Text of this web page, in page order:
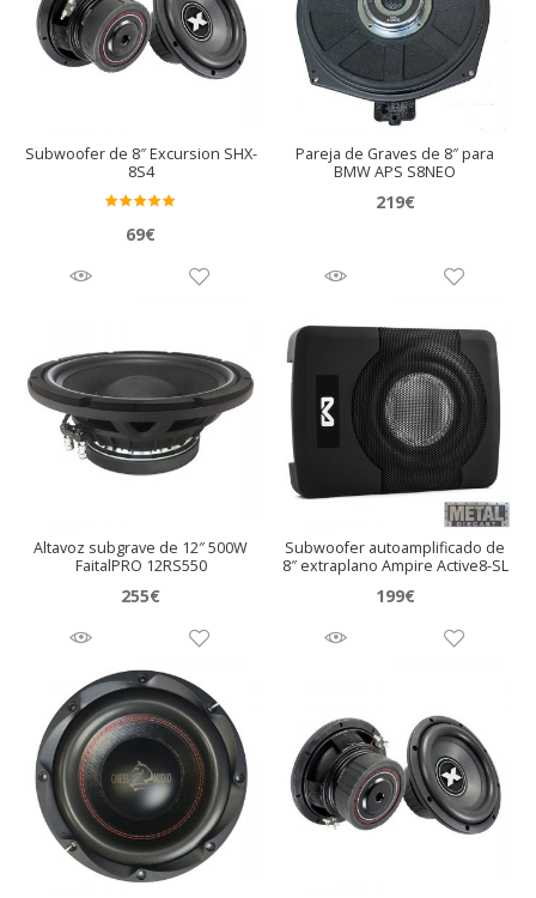
Subwoofer de 8″ Excursion SHX-
8S4
do en
69€
Pareja de Graves de 8″ para
BMW APS S8NEO
219€
Altavoz subgrave de 12″ 500W
FaitalPRO 12RS550
255€
Subwoofer autoamplificado de
8″ extraplano Ampire Active8-SL
199€